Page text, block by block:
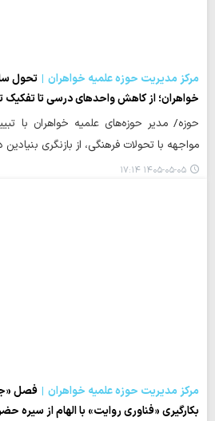
مرکز مدیریت حوزه علمیه خواهران
تحول
خواهران؛ از کاهش واحدهای درسی تا
حوزه/ مدیر حوزه‌های علمیه خواهران با
مواجهه با تحولات فرهنگی، از بازنگری
۱۴۰۵-۰۵-۰۵ ۱۷:۱۴
مرکز مدیریت حوزه علمیه خواهران
فصل
بکارگیری «فناوری روایت» با الهام از